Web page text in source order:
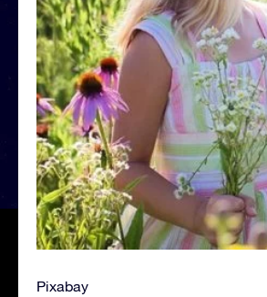
Pixabay